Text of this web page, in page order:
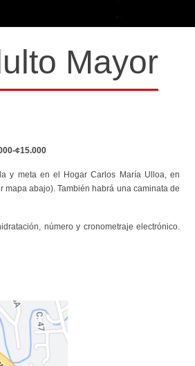
Mayor
¢15.000
y meta en el Hogar Carlos María Ulloa, en
abajo). También habrá una caminata de
número y cronometraje electrónico.